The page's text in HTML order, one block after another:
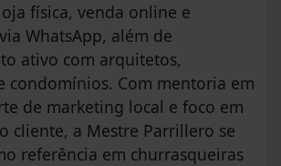
física, venda online e
WhatsApp, além de
ativo com arquitetos,
condomínios. Com mentoria em
de marketing local e foco em
cliente, a Mestre Parrillero se
referência em churrasqueiras